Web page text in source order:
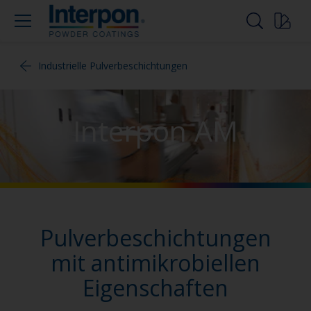
Industrielle Pulverbeschichtungen
Interpon AM
Pulverbeschichtungen
mit antimikrobiellen
Eigenschaften